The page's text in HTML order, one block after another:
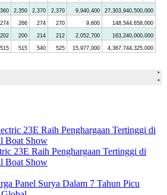
23E Raih Penghargaan Tertinggi di
Boat Show